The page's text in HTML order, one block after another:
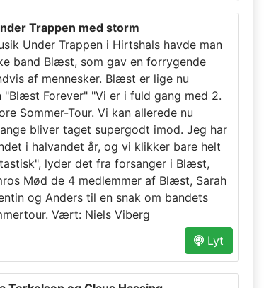
Trappen med storm
Under Trappen i Hirtshals havde man
band Blæst, som gav en forrygende
af mennesker. Blæst er lige nu
"Blæst Forever" "Vi er i fuld gang med 2.
Sommer-Tour. Vi kan allerede nu
bliver taget supergodt imod. Jeg har
i halvandet år, og vi klikker bare helt
lyder det fra forsanger i Blæst,
Mød de 4 medlemmer af Blæst, Sarah
og Anders til en snak om bandets
Vært: Niels Viberg
Lyt